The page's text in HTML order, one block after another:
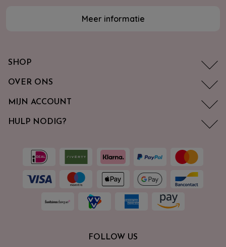
Meer informatie
SHOP
OVER ONS
MIJN ACCOUNT
HULP NODIG?
FOLLOW US